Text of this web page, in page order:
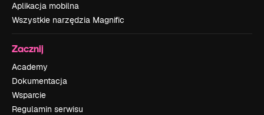
Aplikacja mobilna
Wszystkie narzędzia Magnific
Zacznij
Academy
Dokumentacja
Wsparcie
Regulamin serwisu